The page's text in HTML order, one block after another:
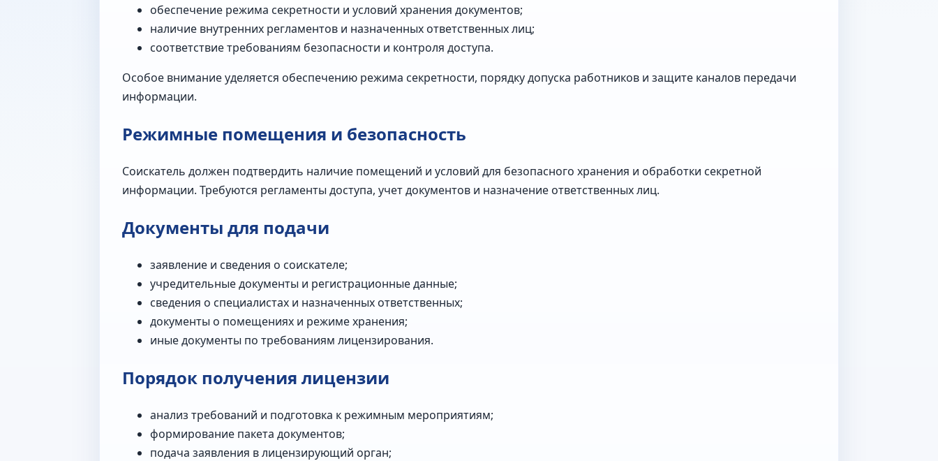
обеспечение режима секретности и условий хранения документов;
наличие внутренних регламентов и назначенных ответственных лиц;
соответствие требованиям безопасности и контроля доступа.
Особое внимание уделяется обеспечению режима секретности, порядку допуска работников и защите каналов передачи
информации.
Режимные помещения и безопасность
Соискатель должен подтвердить наличие помещений и условий для безопасного хранения и обработки секретной
информации. Требуются регламенты доступа, учет документов и назначение ответственных лиц.
Документы для подачи
заявление и сведения о соискателе;
учредительные документы и регистрационные данные;
сведения о специалистах и назначенных ответственных;
документы о помещениях и режиме хранения;
иные документы по требованиям лицензирования.
Порядок получения лицензии
анализ требований и подготовка к режимным мероприятиям;
формирование пакета документов;
подача заявления в лицензирующий орган;